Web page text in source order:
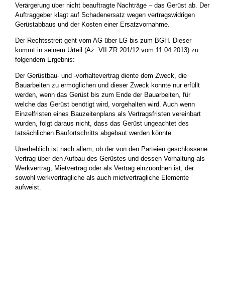
Verärgerung über nicht beauftragte Nachträge – das Gerüst ab. Der
Auftraggeber klagt auf Schadenersatz wegen vertragswidrigen
Gerüstabbaus und der Kosten einer Ersatzvornahme.
Der Rechtsstreit geht vom AG über LG bis zum BGH. Dieser
kommt in seinem Urteil (Az. VII ZR 201/12 vom 11.04.2013) zu
folgendem Ergebnis:
Der Gerüstbau- und -vorhaltevertrag diente dem Zweck, die
Bauarbeiten zu ermöglichen und dieser Zweck konnte nur erfüllt
werden, wenn das Gerüst bis zum Ende der Bauarbeiten, für
welche das Gerüst benötigt wird, vorgehalten wird. Auch wenn
Einzelfristen eines Bauzeitenplans als Vertragsfristen vereinbart
wurden, folgt daraus nicht, dass das Gerüst ungeachtet des
tatsächlichen Baufortschritts abgebaut werden könnte.
Unerheblich ist nach allem, ob der von den Parteien geschlossene
Vertrag über den Aufbau des Gerüstes und dessen Vorhaltung als
Werkvertrag, Mietvertrag oder als Vertrag einzuordnen ist, der
sowohl werkvertragliche als auch mietvertragliche Elemente
aufweist.